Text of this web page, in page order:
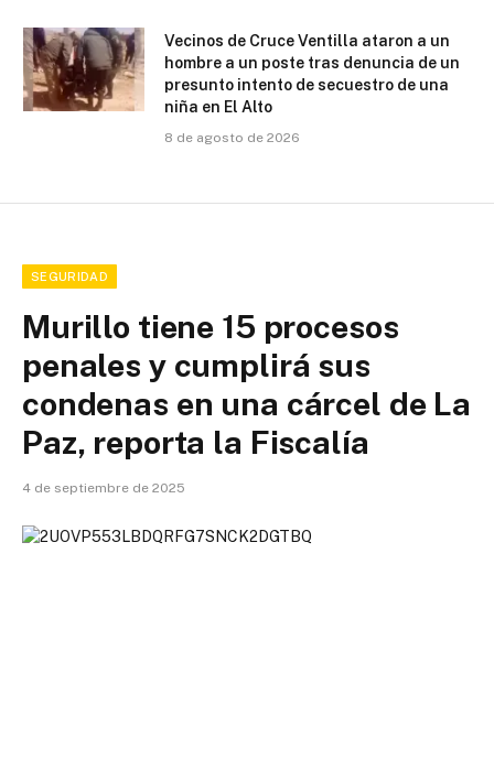
Vecinos de Cruce Ventilla ataron a un
hombre a un poste tras denuncia de un
presunto intento de secuestro de una
niña en El Alto
8 de agosto de 2026
SEGURIDAD
Murillo tiene 15 procesos
penales y cumplirá sus
condenas en una cárcel de La
Paz, reporta la Fiscalía
4 de septiembre de 2025